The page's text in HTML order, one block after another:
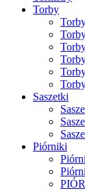
Torby
Saszetki
Piórniki